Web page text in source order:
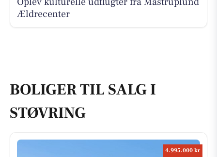
Ældrecenter
BOLIGER TIL SALG I
STØVRING
4.995.000 kr